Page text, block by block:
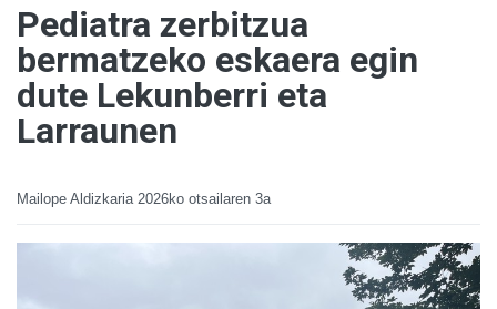
Pediatra zerbitzua
bermatzeko eskaera egin
dute Lekunberri eta
Larraunen
Mailope Aldizkaria 2026ko otsailaren 3a